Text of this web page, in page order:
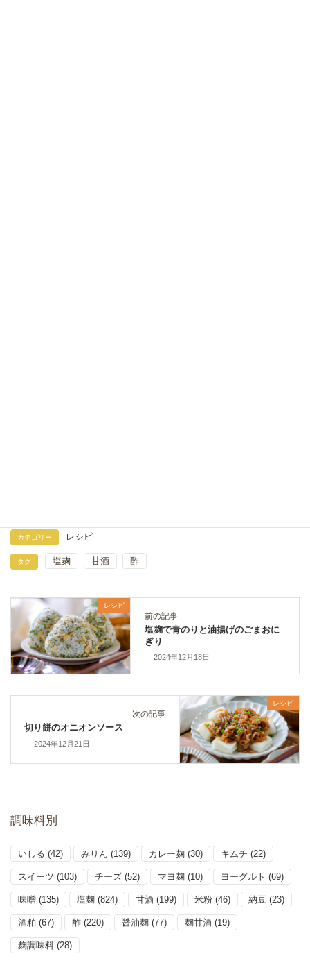
カテゴリー レシピ
タグ 塩麹 甘酒 酢
レシピ
前の記事
塩麹で青のりと油揚げのごまおに
ぎり
2024年12月18日
レシピ
次の記事
切り餅のオニオンソース
2024年12月21日
調味料別
いしる (42) みりん (139) カレー麹 (30) キムチ (22)
スイーツ (103) チーズ (52) マヨ麹 (10) ヨーグルト (69)
味噌 (135) 塩麹 (824) 甘酒 (199) 米粉 (46) 納豆 (23)
酒粕 (67) 酢 (220) 醤油麹 (77) 麹甘酒 (19)
麹調味料 (28)